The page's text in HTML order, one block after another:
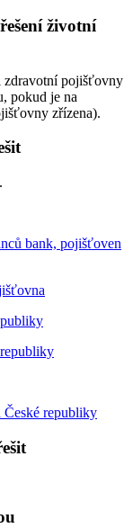
životní
zdravotní pojišťovny
pokud je na
zřízena).
bank, pojišťoven
republiky